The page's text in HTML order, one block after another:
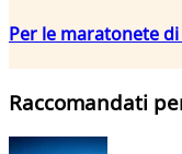
Per le maratonete
Raccomandati